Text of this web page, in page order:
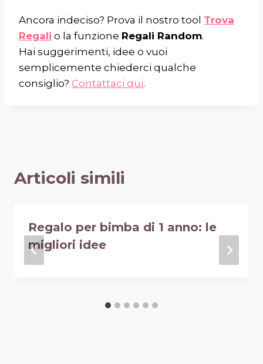
Ancora indeciso? Prova il nostro tool Trova
Regali o la funzione Regali Random.
Hai suggerimenti, idee o vuoi
semplicemente chiederci qualche
consiglio? Contattaci qui.
Articoli simili
Regalo per bimba di 1 anno: le
migliori idee